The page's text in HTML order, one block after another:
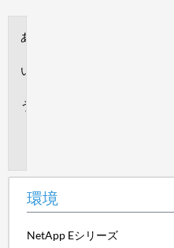
環境
NetApp Eシリーズ